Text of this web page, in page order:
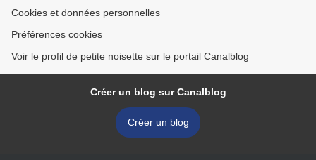
Cookies et données personnelles
Préférences cookies
Voir le profil de petite noisette sur le portail Canalblog
Créer un blog sur Canalblog
Créer un blog